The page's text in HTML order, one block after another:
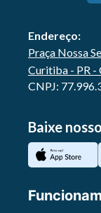
Endereço:
Praça Nossa
Curitiba - PR -
CNPJ:
Baixe